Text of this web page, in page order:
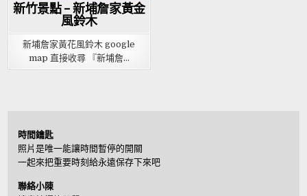
新竹景點 – 新埔詹家黃金
風鈴木
新埔詹家黃花風鈴木 google
map 直接收尋 『新埔詹…
時間鑰匙
照片是唯一能讓時間暫停的開關
一起來把重要時刻給永遠保存下來吧
聯絡小陳